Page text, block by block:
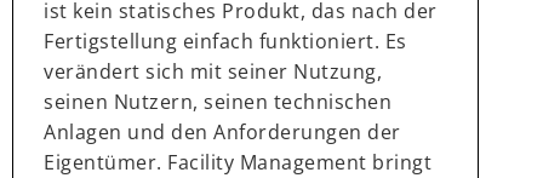
ist kein statisches Produkt, das nach der
Fertigstellung einfach funktioniert. Es
verändert sich mit seiner Nutzung,
seinen Nutzern, seinen technischen
Anlagen und den Anforderungen der
Eigentümer. Facility Management bringt